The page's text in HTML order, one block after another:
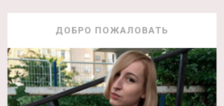
ДОБРО ПОЖАЛОВАТЬ